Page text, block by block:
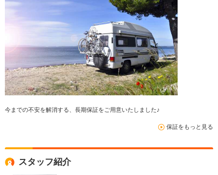
今までの不安を解消する、長期保証をご用意いたしました♪
保証をもっと見る
スタッフ紹介